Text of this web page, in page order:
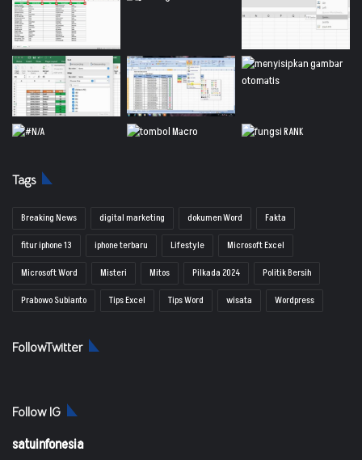
Tags
Breaking News digital marketing dokumen Word
Fakta
fitur iphone 13
iphone terbaru Lifestyle
Microsoft Excel
Microsoft Word
Misteri Mitos Pilkada 2024
Politik Bersih
Prabowo Subianto
Tips Excel Tips Word wisata Wordpress
FollowTwitter
Follow IG
satuinfonesia